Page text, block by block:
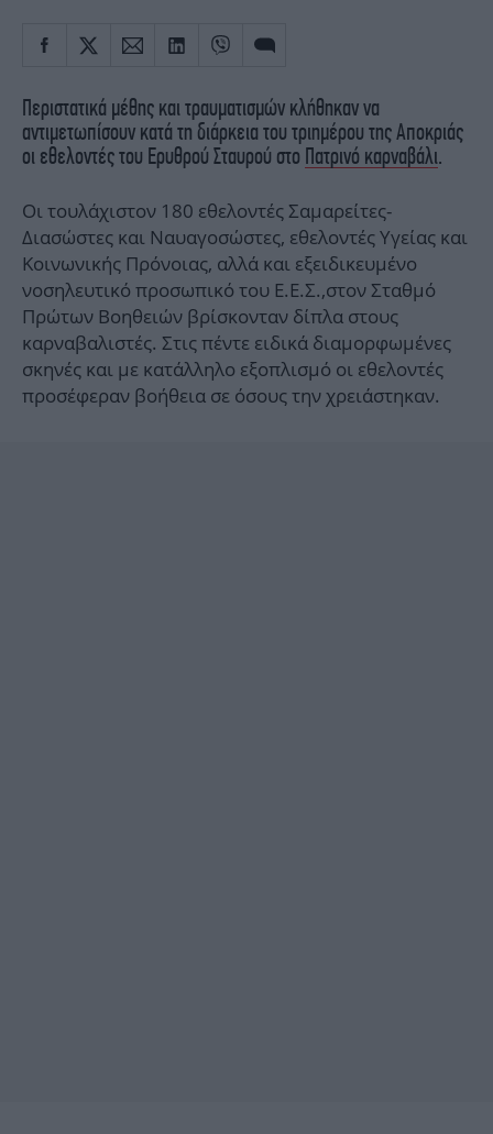
Περιστατικά μέθης και τραυματισμών κλήθηκαν να
αντιμετωπίσουν κατά τη διάρκεια του τριημέρου της Αποκριάς
οι εθελοντές του Ερυθρού Σταυρού στο Πατρινό καρναβάλι.
Οι τουλάχιστον 180 εθελοντές Σαμαρείτες-
Διασώστες και Ναυαγοσώστες, εθελοντές Υγείας και
Κοινωνικής Πρόνοιας, αλλά και εξειδικευμένο
νοσηλευτικό προσωπικό του Ε.Ε.Σ.,στον Σταθμό
Πρώτων Βοηθειών βρίσκονταν δίπλα στους
καρναβαλιστές. Στις πέντε ειδικά διαμορφωμένες
σκηνές και με κατάλληλο εξοπλισμό οι εθελοντές
προσέφεραν βοήθεια σε όσους την χρειάστηκαν.